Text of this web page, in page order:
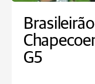
G5